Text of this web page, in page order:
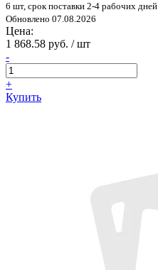
6 шт, срок поставки 2-4 рабочих дней
Обновлено 07.08.2026
Цена:
1 868.58 руб. / шт
-
+
Купить